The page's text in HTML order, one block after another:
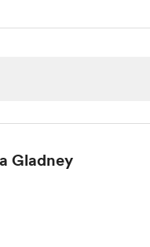
Gladney